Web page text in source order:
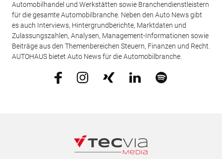
Automobilhandel und Werkstätten sowie Branchendienstleistern
für die gesamte Automobilbranche. Neben den Auto News gibt
es auch Interviews, Hintergrundberichte, Marktdaten und
Zulassungszahlen, Analysen, Management-Informationen sowie
Beiträge aus den Themenbereichen Steuern, Finanzen und Recht.
AUTOHAUS bietet Auto News für die Automobilbranche.